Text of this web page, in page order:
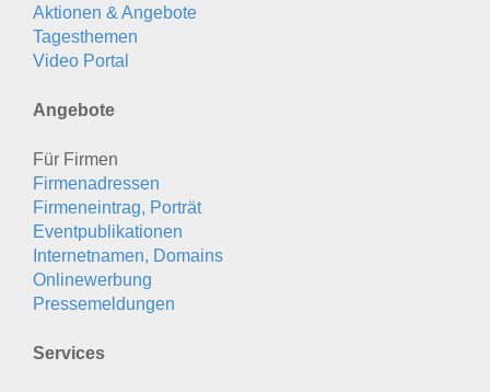
Aktionen & Angebote
Tagesthemen
Video Portal
Angebote
Für Firmen
Firmenadressen
Firmeneintrag, Porträt
Eventpublikationen
Internetnamen, Domains
Onlinewerbung
Pressemeldungen
Services